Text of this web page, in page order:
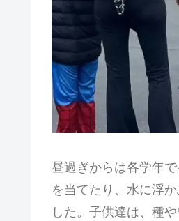
昼過ぎからは各学年
を当てたり、水に浮
した。子供達は、種